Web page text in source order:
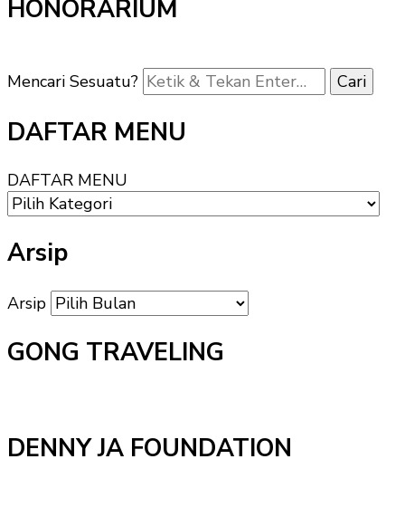
HONORARIUM
Mencari Sesuatu?
DAFTAR MENU
DAFTAR MENU
Arsip
Arsip
GONG TRAVELING
DENNY JA FOUNDATION